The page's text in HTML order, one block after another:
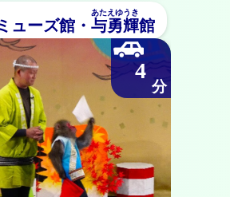
ューズ館・ 与勇輝
あたえゆうき
館
4